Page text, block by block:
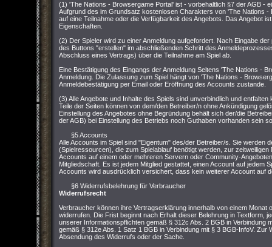
(1) 'The Nations - Browsergame Portal' ist - vorbehaltlich §7 der AGB -
Aufgrund des im Grundsatz kostenlosen Charakters von 'The Nations
auf eine Teilnahme oder die Verfügbarkeit des Angebots. Das Angebot
Eigenschaften.
(2) Der Spieler wird zu einer Anmeldung aufgefordert. Nach Eingabe
des Buttons "erstellen" im abschließenden Schritt des
Abschluss eines Vertrags) über die Teilnahme am Spiel ab.
Eine Bestätigung des Eingangs der Anmeldung Seitens 'The Nations -
Anmeldung. Die Zulassung zum Spiel hängt von 'The Nations -
Anmeldebestätigung per Email oder Eröffnung des Accounts zustande.
(3) Alle Angebote und Inhalte des Spiels sind unverbindlich und
Teile der Seiten können von dem/den Betreiber/n ohne Ankündigung
Einstellung des Angebotes ohne Begründung behält sich der/die
der AGB) bei Einstellung des Betriebs noch Guthaben vorhanden sein
§5 Accounts
Alle Accounts im Spiel sind "Eigentum" des/der Betreiber/s. Sie werden
(Spielressourcen), die zum Spielablauf benötigt werden, zur
Accounts auf einem oder mehreren Servern oder Community-
Mitgliedschaft. Es ist jedem Mitglied gestattet, einen Account auf jedem
Accounts wird ausdrücklich versichert, dass kein weiterer Account auf
§6 Widerrufsbelehrung für Verbraucher
Widerrufsrecht
Verbraucher können ihre Vertragserklärung innerhalb von einem
widerrufen. Die Frist beginnt nach Erhalt dieser Belehrung in Textform,
unserer Informationspflichten gemäß § 312c Abs. 2 BGB in Verbindung
gemäß § 312e Abs. 1 Satz 1 BGB in Verbindung mit § 3 BGB-InfoV.
Absendung des Widerrufs oder der Sache.